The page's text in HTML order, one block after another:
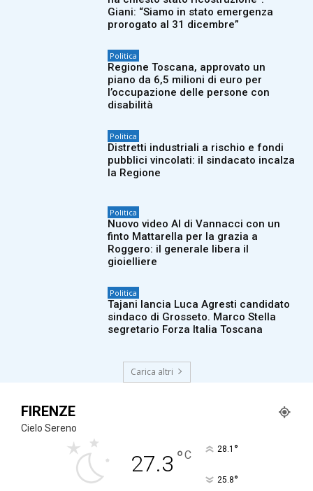
Giani: “Siamo in stato emergenza
prorogato al 31 dicembre”
Politica
Regione Toscana, approvato un
piano da 6,5 milioni di euro per
l’occupazione delle persone con
disabilità
Politica
Distretti industriali a rischio e fondi
pubblici vincolati: il sindacato incalza
la Regione
Politica
Nuovo video AI di Vannacci con un
finto Mattarella per la grazia a
Roggero: il generale libera il
gioielliere
Politica
Tajani lancia Luca Agresti candidato
sindaco di Grosseto. Marco Stella
segretario Forza Italia Toscana
Carica altri
FIRENZE
Cielo Sereno
27.3 °C 28.1 °
25.8°